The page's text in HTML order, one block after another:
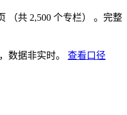
（共 2,500 个专栏）
。完整
数据非实时。 查看口径